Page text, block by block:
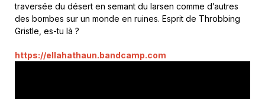
traversée du désert en semant du larsen comme d’autres
des bombes sur un monde en ruines. Esprit de Throbbing
Gristle, es-tu là ?
https://ellahathaun.bandcamp.com